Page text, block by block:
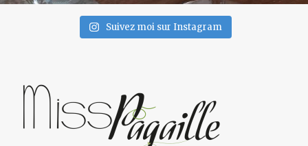
Suivez moi sur Instagram